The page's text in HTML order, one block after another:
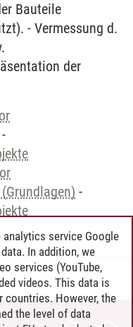
Bauteile
- Vermessung d.
der
-
-
service Google
In addition, we
services (YouTube,
videos. This data is
countries. However, the
the level of data